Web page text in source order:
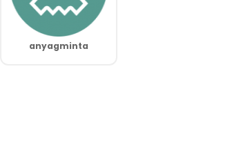
anyagminta